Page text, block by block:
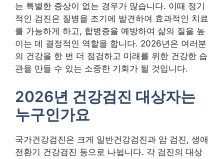
는 특별한 증상이 없는 경우가 많습니다. 이때 정기
적인 검진은 질병을 조기에 발견하여 효과적인 치료
를 가능하게 하고, 합병증을 예방하여 삶의 질을 높
이는 데 결정적인 역할을 합니다. 2026년은 여러분
의 건강을 한 번 더 점검하고 미래를 위한 건강한 습
관을 만들 수 있는 소중한 기회가 될 것입니다.
2026년 건강검진 대상자는
누구인가요
국가건강검진은 크게 일반건강검진과 암 검진, 생애
전환기 건강검진 등으로 나뉩니다. 각 검진의 대상